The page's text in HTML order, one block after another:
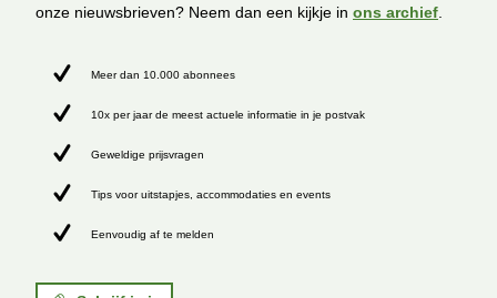
onze nieuwsbrieven? Neem dan een kijkje in ons archief
Meer dan 10.000 abonnees
10x per jaar de meest actuele informatie in je postvak
Geweldige prijsvragen
Tips voor uitstapjes, accommodaties en events
Eenvoudig af te melden